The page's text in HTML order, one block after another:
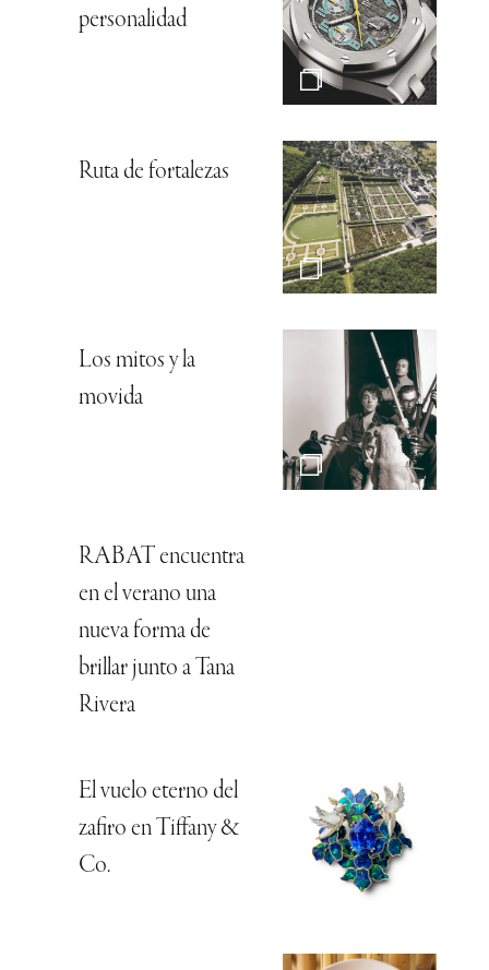
personalidad
Ruta de fortalezas
Los mitos y la
movida
RABAT encuentra
en el verano una
nueva forma de
brillar junto a Tana
Rivera
El vuelo eterno del
zafiro en Tiffany &
Co.